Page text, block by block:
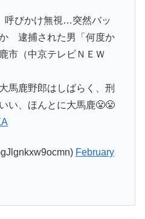
呼びかけ無視…突然バッ
逮捕された男「何度か
市（中京テレビＮＥＷ
馬鹿野郎はしばらく、刑
い、ほんとに大馬鹿😤😤
February